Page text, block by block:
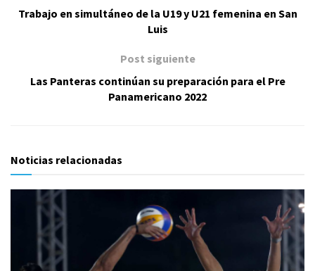
Trabajo en simultáneo de la U19 y U21 femenina en San
Luis
Post siguiente
Las Panteras continúan su preparación para el Pre
Panamericano 2022
Noticias relacionadas